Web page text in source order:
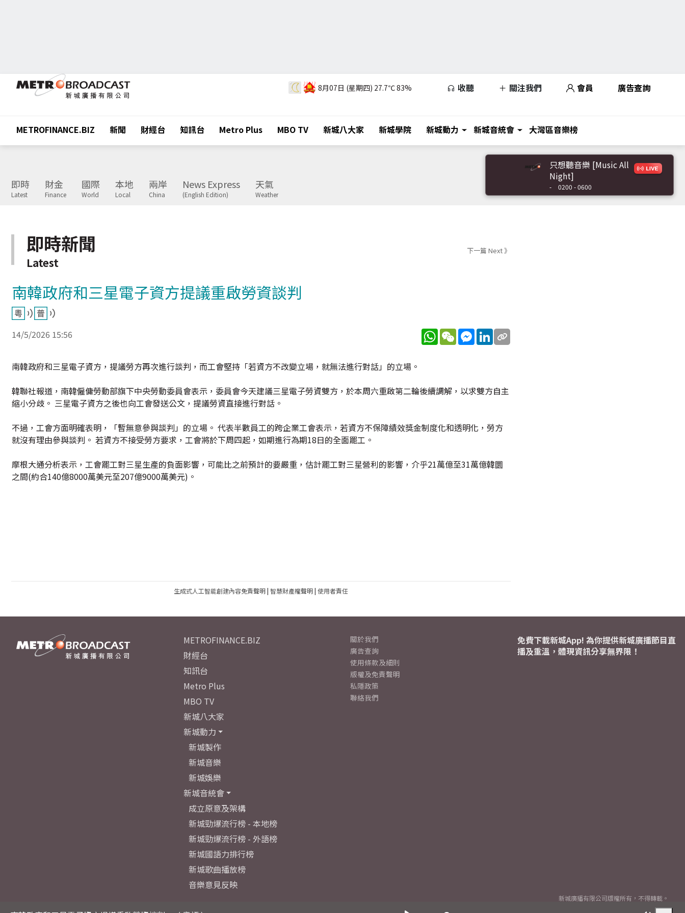
8月07日 (星期四) 27.7℃83% 收聽 關注我們 會員 廣告查詢
METROFINANCE.BIZ 新聞 財經台 知訊台 Metro Plus MBO TV 新城八大家 新城學院 新城動力 新城音統會 大灣區音樂榜
即時
Latest
財金
Finance
國際
World
本地
Local
兩岸
China
News Express
(English Edition)
天氣
Weather
只想聽音樂 [Music All
Night]
- 0200 - 0600
即時新聞
Latest
下一篇 Next 》
南韓政府和三星電子資方提議重啟勞資談判
14/5/2026 15:56 WhatsApp
WeChatMessenger
LinkedIn
南韓政府和三星電子資方，提議勞方再次進行談判，而工會堅持「若資方不改變立場，就無法進行對話」的立場。
韓聯社報道，南韓僱傭勞動部旗下中央勞動委員會表示，委員會今天建議三星電子勞資雙方，於本周六重啟第二輪後續調解，以求雙方自主
縮小分歧。 三星電子資方之後也向工會發送公文，提議勞資直接進行對話。
不過，工會方面明確表明，「暫無意參與談判」的立場。 代表半數員工的跨企業工會表示，若資方不保障績效獎金制度化和透明化，勞方
就沒有理由參與談判。 若資方不接受勞方要求，工會將於下周四起，如期進行為期18日的全面罷工。
摩根大通分析表示，工會罷工對三星生產的負面影響，可能比之前預計的要嚴重，估計罷工對三星營利的影響，介乎21萬億至31萬億韓圜
之間(約合140億8000萬美元至207億9000萬美元)。
生成式人工智能創建內容免責聲明| 智慧財產權聲明| 使用者責任
METROFINANCE.BIZ
財經台
知訊台
Metro Plus
MBO TV
新城八大家
新城動力
新城製作
新城音樂
新城娛樂
新城音統會
成立原意及架構
新城勁爆流行榜 - 本地榜
新城勁爆流行榜 - 外語榜
新城國語力排行榜
新城歌曲播放榜
音樂意見反映
關於我們
廣告查詢
使用條款及細則
版權及免責聲明
私隱政策
聯絡我們
免費下載新城App! 為你提供新城廣播節目直
播及重溫，體現資訊分享無界限！
新城廣播有限公司版權所有，不得轉載。
2026© Metro Broadcast Corporation Limited. All rights reserved.